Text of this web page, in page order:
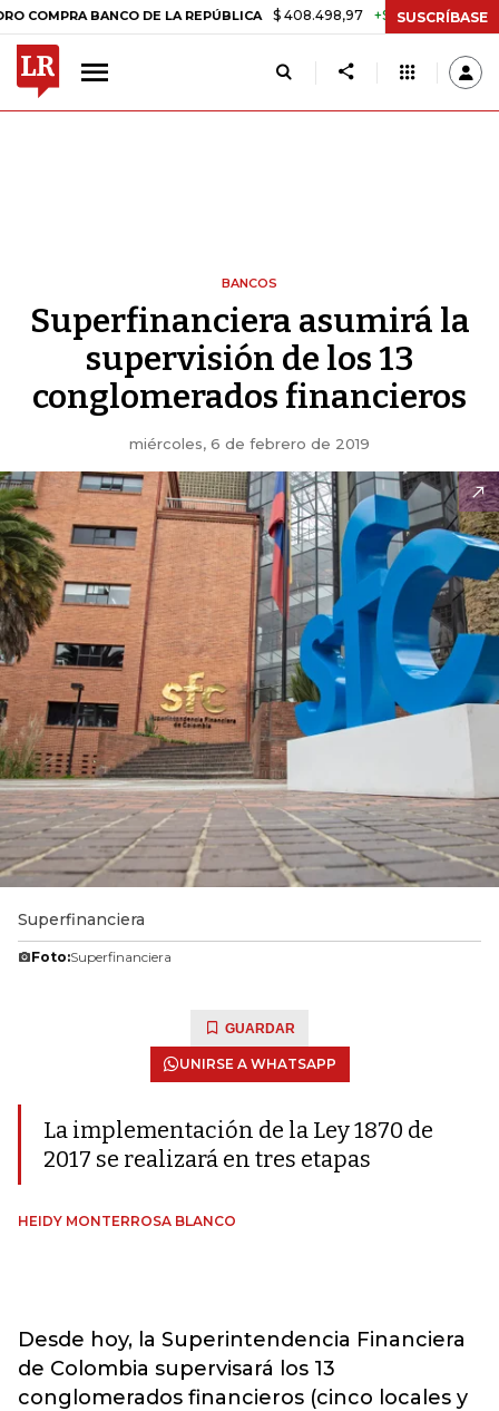
BANCO DE LA REPÚBLICA $ 408.498,97 +$ 8.753,81 +2,19%
SUSCRÍBASE
BANCOS
Superfinanciera asumirá la
supervisión de los 13
conglomerados financieros
miércoles, 6 de febrero de 2019
Superfinanciera
Foto:Superfinanciera
GUARDAR
UNIRSE A WHATSAPP
La implementación de la Ley 1870 de
2017 se realizará en tres etapas
HEIDY MONTERROSA BLANCO
Desde hoy, la Superintendencia Financiera
de Colombia supervisará los 13
conglomerados financieros (cinco locales y